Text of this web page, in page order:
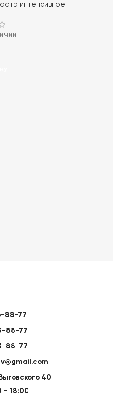
интенсивное
88-77
88-77
88-77
40
- 18:00